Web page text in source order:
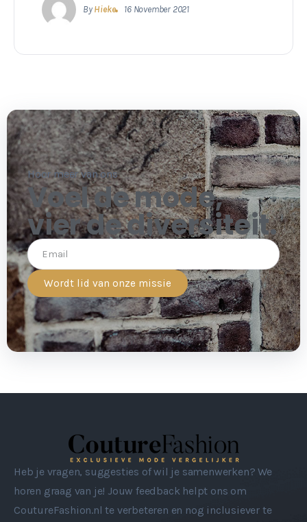
By Hieke 16 November 2021
Hoor meer van ons
Voel de mode,
vier de diversiteit.
Wordt lid van onze missie
Heb je vragen, suggesties of wil je samenwerken? We
horen graag van je! Jouw feedback helpt ons om
CoutureFashion.nl te verbeteren en nog inclusiever te